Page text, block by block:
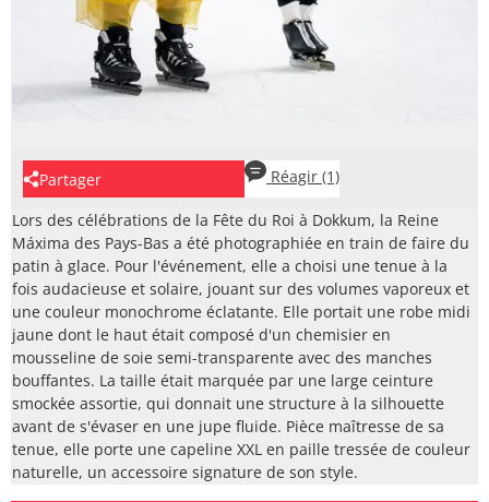
Partager Réagir (1)
Lors des célébrations de la Fête du Roi à Dokkum, la Reine
Máxima des Pays-Bas a été photographiée en train de faire du
patin à glace. Pour l'événement, elle a choisi une tenue à la
fois audacieuse et solaire, jouant sur des volumes vaporeux et
une couleur monochrome éclatante. Elle portait une robe midi
jaune dont le haut était composé d'un chemisier en
mousseline de soie semi-transparente avec des manches
bouffantes. La taille était marquée par une large ceinture
smockée assortie, qui donnait une structure à la silhouette
avant de s'évaser en une jupe fluide. Pièce maîtresse de sa
tenue, elle porte une capeline XXL en paille tressée de couleur
naturelle, un accessoire signature de son style.